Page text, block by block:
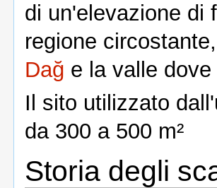
di un'elevazione di
regione
Dağ e la valle
Il sito utilizzato
da 300 a 500 m²
Storia degli